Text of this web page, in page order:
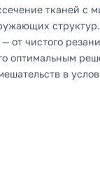
тканей с
структур.
от чистого
оптимальным
в